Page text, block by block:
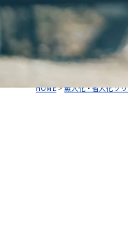
HOME>無人化・省人化ソ